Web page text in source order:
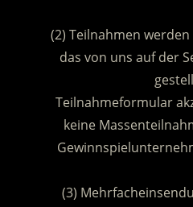
(2) Teilnahmen
das von uns auf der
Teilnahmeformular
keine
(3)